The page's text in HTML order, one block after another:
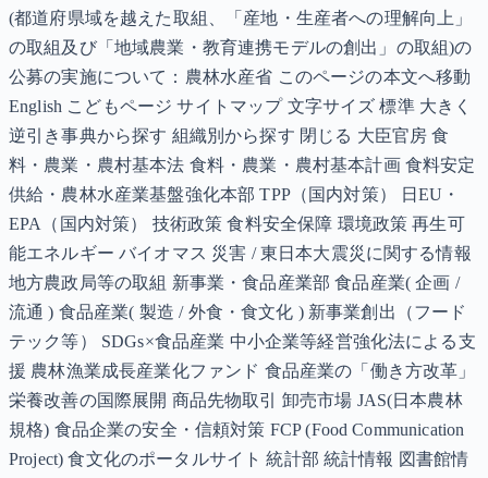
(都道府県域を越えた取組、「産地・生産者への理解向上」
の取組及び「地域農業・教育連携モデルの創出」の取組)の
公募の実施について：農林水産省 このページの本文へ移動
English こどもページ サイトマップ 文字サイズ 標準 大きく
逆引き事典から探す 組織別から探す 閉じる 大臣官房 食
料・農業・農村基本法 食料・農業・農村基本計画 食料安定
供給・農林水産業基盤強化本部 TPP（国内対策） 日EU・
EPA（国内対策） 技術政策 食料安全保障 環境政策 再生可
能エネルギー バイオマス 災害 / 東日本大震災に関する情報
地方農政局等の取組 新事業・食品産業部 食品産業( 企画 /
流通 ) 食品産業( 製造 / 外食・食文化 ) 新事業創出（フード
テック等） SDGs×食品産業 中小企業等経営強化法による支
援 農林漁業成長産業化ファンド 食品産業の「働き方改革」
栄養改善の国際展開 商品先物取引 卸売市場 JAS(日本農林
規格) 食品企業の安全・信頼対策 FCP (Food Communication
Project) 食文化のポータルサイト 統計部 統計情報 図書館情